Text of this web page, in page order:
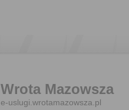
Wrota Mazowsza
e-uslugi.wrotamazowsza.pl